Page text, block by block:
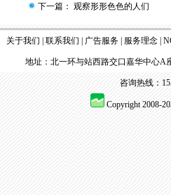
下一篇： 观察形形色色的人们
关于我们 联系我们 广告服务| 服务理念|
地址：北一环与站西路交口嘉华中心
咨询热线：
Copyright 2008-